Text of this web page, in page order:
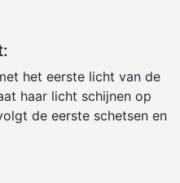
het eerste licht van de
haar licht schijnen op
de eerste schetsen en